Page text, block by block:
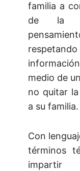
familia a
de la
medio de
no quitar
a su familia.
Con
términos
impartir